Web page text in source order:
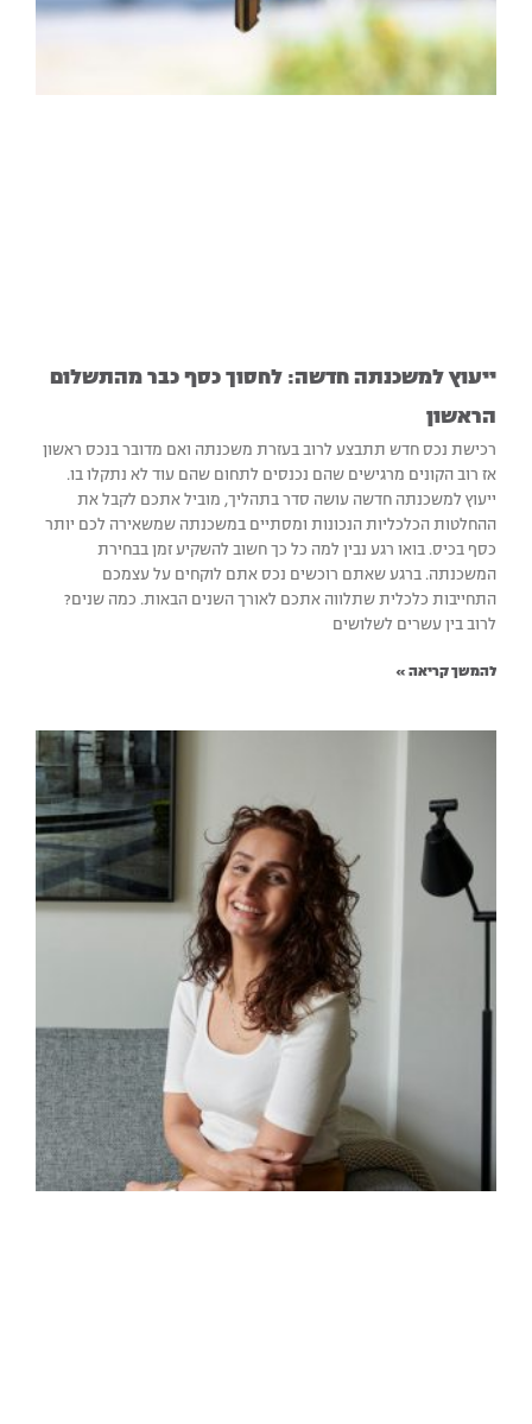
ייעוץ למשכנתה חדשה: לחסוך כסף כבר מהתשלום
הראשון‏
רכישת נכס חדש תתבצע לרוב בעזרת משכנתה ואם מדובר בנכס ראשון
אז רוב הקונים מרגישים שהם נכנסים לתחום שהם עוד לא נתקלו בו.
ייעוץ למשכנתה חדשה עושה סדר בתהליך, מוביל אתכם לקבל את
ההחלטות הכלכליות הנכונות ומסתיים במשכנתה שמשאירה לכם יותר
כסף בכיס. בואו רגע נבין למה כל כך חשוב להשקיע זמן בבחירת
המשכנתה. ברגע שאתם רוכשים נכס אתם לוקחים על עצמכם
התחייבות כלכלית שתלווה אתכם לאורך השנים הבאות. כמה שנים?
לרוב בין עשרים לשלושים
להמשך קריאה »